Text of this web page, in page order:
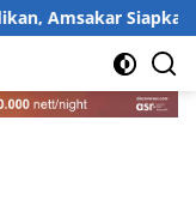
Amsakar Siapkan